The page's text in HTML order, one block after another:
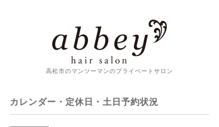
高松市のマンツーマンのプライベートサロン
カレンダー・定休日・土日予約状況